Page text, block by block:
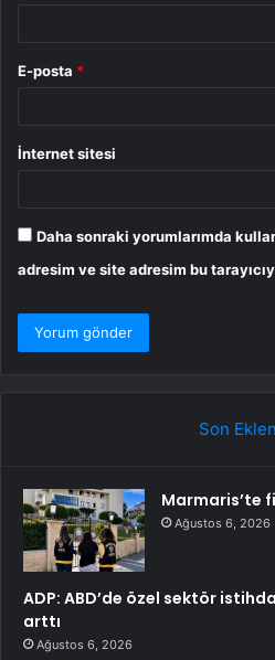
E-posta *
İnternet sitesi
Daha sonraki yorumlarımda
adresim ve site adresim bu
Son
Marmaris’te
Ağustos 6, 2026
ADP: ABD’de özel sektör
arttı
Ağustos 6, 2026